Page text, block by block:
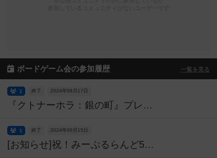
ボードゲーム会の参加履歴 一覧を見る
『クトナーホラ：銀の町』プレイイベント【Playhobbyjapan】
終了 2024年08月17日
1
[お知らせ]祝！みーぷるらんど5周年！
終了 2024年06月15日
1